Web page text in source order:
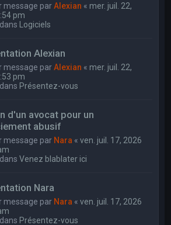
message parAlexian « mer. juil. 22,
pm
Logiciels
Alexian
message parAlexian « mer. juil. 22,
pm
Présentez-vous
d'un avocat pour un
abusif
message par Nara «ven. juil. 17, 2026
Venez blablater ici
Nara
message par Nara «ven. juil. 17, 2026
Présentez-vous